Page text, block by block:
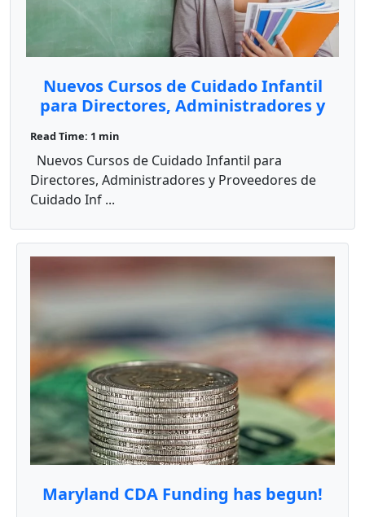
Nuevos Cursos de Cuidado Infantil
para Directores, Administradores y
Read Time: 1 min
Nuevos Cursos de Cuidado Infantil para
Directores, Administradores y Proveedores de
Cuidado Inf ...
Maryland CDA Funding has begun!